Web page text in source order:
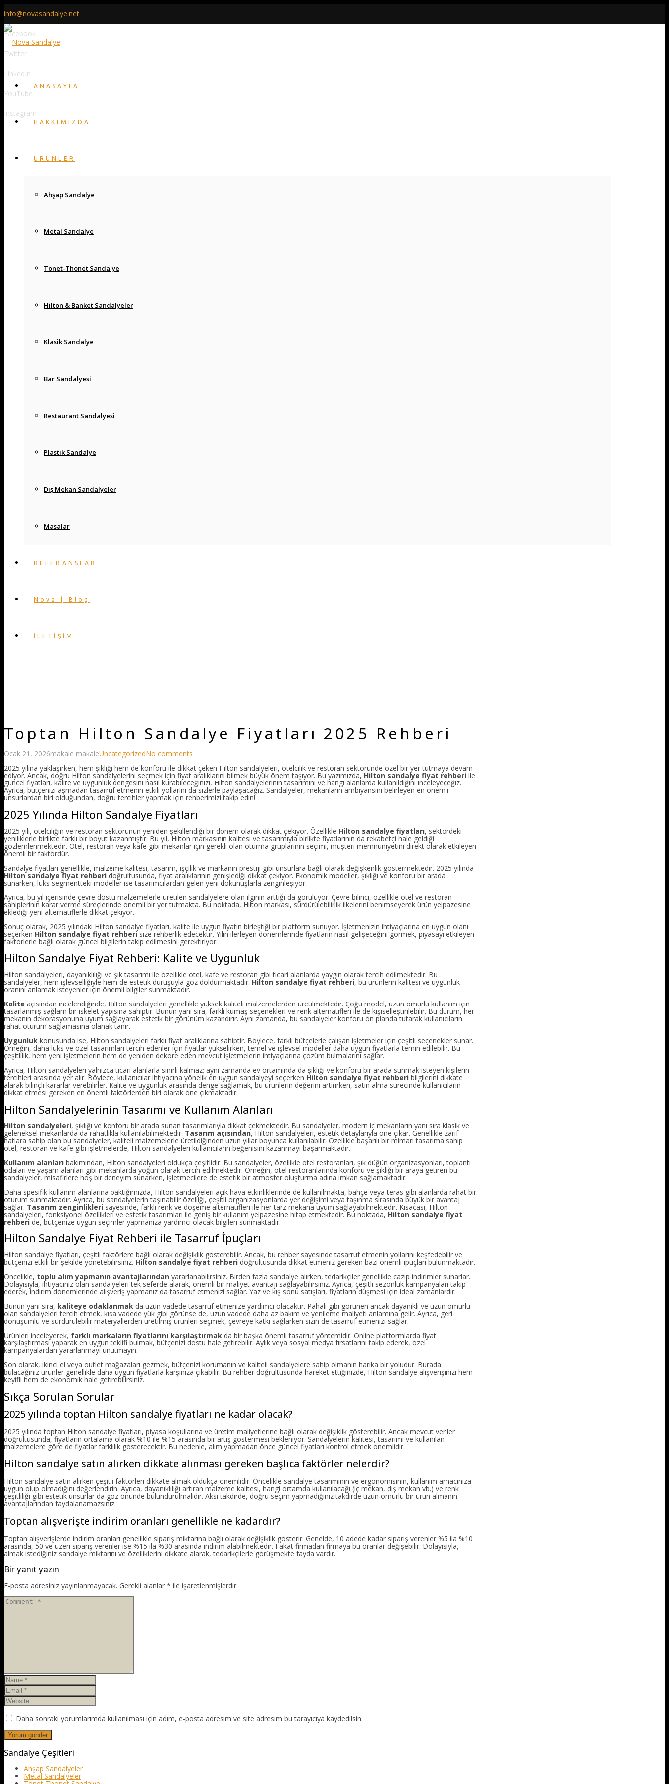
info@novasandalye.net
Facebook
Twitter
LinkedIn
YouTube
Instagram
ANASAYFA
HAKKIMIZDA
ÜRÜNLER
Ahşap Sandalye
Metal Sandalye
Tonet-Thonet Sandalye
Hilton & Banket Sandalyeler
Klasik Sandalye
Bar Sandalyesi
Restaurant Sandalyesi
Plastik Sandalye
Dış Mekan Sandalyeler
Masalar
REFERANSLAR
Nova | Blog
İLETİŞİM
Toptan Hilton Sandalye Fiyatları 2025 Rehberi
Ocak 21, 2026makale makaleUncategorizedNo comments
2025 yılına yaklaşırken, hem şıklığı hem de konforu ile dikkat çeken Hilton sandalyeleri, otelcilik ve restoran sektöründe özel bir yer tutmaya devam
ediyor. Ancak, doğru Hilton sandalyelerini seçmek için fiyat aralıklarını bilmek büyük önem taşıyor. Bu yazımızda, Hilton sandalye fiyat rehberi ile
güncel fiyatları, kalite ve uygunluk dengesini nasıl kurabileceğinizi, Hilton sandalyelerinin tasarımını ve hangi alanlarda kullanıldığını inceleyeceğiz.
Ayrıca, bütçenizi aşmadan tasarruf etmenin etkili yollarını da sizlerle paylaşacağız. Sandalyeler, mekanların ambiyansını belirleyen en önemli
unsurlardan biri olduğundan, doğru tercihler yapmak için rehberimizi takip edin!
2025 Yılında Hilton Sandalye Fiyatları
2025 yılı, otelciliğin ve restoran sektörünün yeniden şekillendiği bir dönem olarak dikkat çekiyor. Özellikle Hilton sandalye fiyatları, sektördeki
yeniliklerle birlikte farklı bir boyut kazanmıştır. Bu yıl, Hilton markasının kalitesi ve tasarımıyla birlikte fiyatlarının da rekabetçi hale geldiği
gözlemlenmektedir. Otel, restoran veya kafe gibi mekanlar için gerekli olan oturma gruplarının seçimi, müşteri memnuniyetini direkt olarak etkileyen
önemli bir faktördür.
Sandalye fiyatları genellikle, malzeme kalitesi, tasarım, işçilik ve markanın prestiji gibi unsurlara bağlı olarak değişkenlik göstermektedir. 2025 yılında
Hilton sandalye fiyat rehberi doğrultusunda, fiyat aralıklarının genişlediği dikkat çekiyor. Ekonomik modeller, şıklığı ve konforu bir arada
sunarken, lüks segmentteki modeller ise tasarımcılardan gelen yeni dokunuşlarla zenginleşiyor.
Ayrıca, bu yıl içerisinde çevre dostu malzemelerle üretilen sandalyelere olan ilginin arttığı da görülüyor. Çevre bilinci, özellikle otel ve restoran
sahiplerinin karar verme süreçlerinde önemli bir yer tutmakta. Bu noktada, Hilton markası, sürdürülebilirlik ilkelerini benimseyerek ürün yelpazesine
eklediği yeni alternatiflerle dikkat çekiyor.
Sonuç olarak, 2025 yılındaki Hilton sandalye fiyatları, kalite ile uygun fiyatın birleştiği bir platform sunuyor. İşletmenizin ihtiyaçlarına en uygun olanı
seçerken Hilton sandalye fiyat rehberisize rehberlik edecektir. Yılın ilerleyen dönemlerinde fiyatların nasıl gelişeceğini görmek, piyasayı etkileyen
faktörlerle bağlı olarak güncel bilgilerin takip edilmesini gerektiriyor.
Hilton Sandalye Fiyat Rehberi: Kalite ve Uygunluk
Hilton sandalyeleri, dayanıklılığı ve şık tasarımı ile özellikle otel, kafe ve restoran gibi ticari alanlarda yaygın olarak tercih edilmektedir. Bu
sandalyeler, hem işlevselliğiyle hem de estetik duruşuyla göz doldurmaktadır. Hilton sandalye fiyat rehberi, bu ürünlerin kalitesi ve uygunluk
oranını anlamak isteyenler için önemli bilgiler sunmaktadır.
Kalite açısından incelendiğinde, Hilton sandalyeleri genellikle yüksek kaliteli malzemelerden üretilmektedir. Çoğu model, uzun ömürlü kullanım için
tasarlanmış sağlam bir iskelet yapısına sahiptir. Bunun yanı sıra, farklı kumaş seçenekleri ve renk alternatifleri ile de kişiselleştirilebilir. Bu durum, her
mekanın dekorasyonuna uyum sağlayarak estetik bir görünüm kazandırır. Aynı zamanda, bu sandalyeler konforu ön planda tutarak kullanıcıların
rahat oturum sağlamasına olanak tanır.
Uygunluk konusunda ise, Hilton sandalyeleri farklı fiyat aralıklarına sahiptir. Böylece, farklı bütçelerle çalışan işletmeler için çeşitli seçenekler sunar.
Örneğin, daha lüks ve özel tasarımları tercih edenler için fiyatlar yükselirken, temel ve işlevsel modeller daha uygun fiyatlarla temin edilebilir. Bu
çeşitlilik, hem yeni işletmelerin hem de yeniden dekore eden mevcut işletmelerin ihtiyaçlarına çözüm bulmalarını sağlar.
Ayrıca, Hilton sandalyeleri yalnızca ticari alanlarla sınırlı kalmaz; aynı zamanda ev ortamında da şıklığı ve konforu bir arada sunmak isteyen kişilerin
tercihleri arasında yer alır. Böylece, kullanıcılar ihtiyacına yönelik en uygun sandalyeyi seçerken Hilton sandalye fiyat rehberi bilgilerini dikkate
alarak bilinçli kararlar verebilirler. Kalite ve uygunluk arasında denge sağlamak, bu ürünlerin değerini artırırken, satın alma sürecinde kullanıcıların
dikkat etmesi gereken en önemli faktörlerden biri olarak öne çıkmaktadır.
Hilton Sandalyelerinin Tasarımı ve Kullanım Alanları
Hilton sandalyeleri, şıklığı ve konforu bir arada sunan tasarımlarıyla dikkat çekmektedir. Bu sandalyeler, modern iç mekanların yanı sıra klasik ve
geleneksel mekanlarda da rahatlıkla kullanılabilmektedir. Tasarım açısından, Hilton sandalyeleri, estetik detaylarıyla öne çıkar. Genellikle zarif
hatlara sahip olan bu sandalyeler, kaliteli malzemelerle üretildiğinden uzun yıllar boyunca kullanılabilir. Özellikle başarılı bir mimari tasarıma sahip
otel, restoran ve kafe gibi işletmelerde, Hilton sandalyeleri kullanıcıların beğenisini kazanmayı başarmaktadır.
Kullanım alanları bakımından, Hilton sandalyeleri oldukça çeşitlidir. Bu sandalyeler, özellikle otel restoranları, şık düğün organizasyonları, toplantı
odaları ve yaşam alanları gibi mekanlarda yoğun olarak tercih edilmektedir. Örneğin, otel restoranlarında konforu ve şıklığı bir araya getiren bu
sandalyeler, misafirlere hoş bir deneyim sunarken, işletmecilere de estetik bir atmosfer oluşturma adına imkan sağlamaktadır.
Daha spesifik kullanım alanlarına baktığımızda, Hilton sandalyeleri açık hava etkinliklerinde de kullanılmakta, bahçe veya teras gibi alanlarda rahat bir
oturum sunmaktadır. Ayrıca, bu sandalyelerin taşınabilir özelliği, çeşitli organizasyonlarda yer değişimi veya taşınma sırasında büyük bir avantaj
sağlar. Tasarım zenginlikleri sayesinde, farklı renk ve döşeme alternatifleri ile her tarz mekana uyum sağlayabilmektedir. Kısacası, Hilton
sandalyeleri, fonksiyonel özellikleri ve estetik tasarımları ile geniş bir kullanım yelpazesine hitap etmektedir. Bu noktada, Hilton sandalye fiyat
rehberi de, bütçenize uygun seçimler yapmanıza yardımcı olacak bilgileri sunmaktadır.
Hilton Sandalye Fiyat Rehberi ile Tasarruf İpuçları
Hilton sandalye fiyatları, çeşitli faktörlere bağlı olarak değişiklik gösterebilir. Ancak, bu rehber sayesinde tasarruf etmenin yollarını keşfedebilir ve
bütçenizi etkili bir şekilde yönetebilirsiniz. Hilton sandalye fiyat rehberi doğrultusunda dikkat etmeniz gereken bazı önemli ipuçları bulunmaktadır.
Öncelikle, toplu alım yapmanın avantajlarından yararlanabilirsiniz. Birden fazla sandalye alırken, tedarikçiler genellikle cazip indirimler sunarlar.
Dolayısıyla, ihtiyacınız olan sandalyeleri tek seferde alarak, önemli bir maliyet avantajı sağlayabilirsiniz. Ayrıca, çeşitli sezonluk kampanyaları takip
ederek, indirim dönemlerinde alışveriş yapmanız da tasarruf etmenizi sağlar. Yaz ve kış sonu satışları, fiyatların düşmesi için ideal zamanlardır.
Bunun yanı sıra, kaliteye odaklanmak da uzun vadede tasarruf etmenize yardımcı olacaktır. Pahalı gibi görünen ancak dayanıklı ve uzun ömürlü
olan sandalyeleri tercih etmek, kısa vadede yük gibi görünse de, uzun vadede daha az bakım ve yenileme maliyeti anlamına gelir. Ayrıca, geri
dönüşümlü ve sürdürülebilir materyallerden üretilmiş ürünleri seçmek, çevreye katkı sağlarken sizin de tasarruf etmenizi sağlar.
Ürünleri inceleyerek, farklı markaların fiyatlarını karşılaştırmak da bir başka önemli tasarruf yöntemidir. Online platformlarda fiyat
karşılaştırması yaparak en uygun teklifi bulmak, bütçenizi dostu hale getirebilir. Aylık veya sosyal medya fırsatlarını takip ederek, özel
kampanyalardan yararlanmayı unutmayın.
Son olarak, ikinci el veya outlet mağazaları gezmek, bütçenizi korumanın ve kaliteli sandalyelere sahip olmanın harika bir yoludur. Burada
bulacağınız ürünler genellikle daha uygun fiyatlarla karşınıza çıkabilir. Bu rehber doğrultusunda hareket ettiğinizde, Hilton sandalye alışverişinizi hem
keyifli hem de ekonomik hale getirebilirsiniz.
Sıkça Sorulan Sorular
2025 yılında toptan Hilton sandalye fiyatları ne kadar olacak?
2025 yılında toptan Hilton sandalye fiyatları, piyasa koşullarına ve üretim maliyetlerine bağlı olarak değişiklik gösterebilir. Ancak mevcut veriler
doğrultusunda, fiyatların ortalama olarak %10 ile %15 arasında bir artış göstermesi bekleniyor. Sandalyelerin kalitesi, tasarımı ve kullanılan
malzemelere göre de fiyatlar farklılık gösterecektir. Bu nedenle, alım yapmadan önce güncel fiyatları kontrol etmek önemlidir.
Hilton sandalye satın alırken dikkate alınması gereken başlıca faktörler nelerdir?
Hilton sandalye satın alırken çeşitli faktörleri dikkate almak oldukça önemlidir. Öncelikle sandalye tasarımının ve ergonomisinin, kullanım amacınıza
uygun olup olmadığını değerlendirin. Ayrıca, dayanıklılığı artıran malzeme kalitesi, hangi ortamda kullanılacağı (iç mekan, dış mekan vb.) ve renk
çeşitliliği gibi estetik unsurlar da göz önünde bulundurulmalıdır. Aksi takdirde, doğru seçim yapmadığınız takdirde uzun ömürlü bir ürün almanın
avantajlarından faydalanamazsınız.
Toptan alışverişte indirim oranları genellikle ne kadardır?
Toptan alışverişlerde indirim oranları genellikle sipariş miktarına bağlı olarak değişiklik gösterir. Genelde, 10 adede kadar sipariş verenler %5 ila %10
arasında, 50 ve üzeri sipariş verenler ise %15 ila %30 arasında indirim alabilmektedir. Fakat firmadan firmaya bu oranlar değişebilir. Dolayısıyla,
almak istediğiniz sandalye miktarını ve özelliklerini dikkate alarak, tedarikçilerle görüşmekte fayda vardır.
Bir yanıt yazın
E-posta adresiniz yayınlanmayacak. Gerekli alanlar * ile işaretlenmişlerdir
Daha sonraki yorumlarımda kullanılması için adım, e-posta adresim ve site adresim bu tarayıcıya kaydedilsin.
Sandalye Çeşitleri
Ahşap Sandalyeler
Metal Sandalyeler